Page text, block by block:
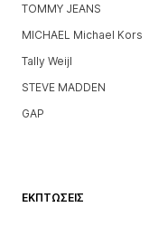
TOMMY JEANS
MICHAEL Michael Kors
Tally Weijl
STEVE MADDEN
GAP
ΕΚΠΤΏΣΕΙΣ